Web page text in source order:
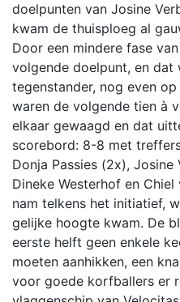
doelpunten van Josine
kwam de thuisploeg al
Door een mindere fase
volgende doelpunt, en dat
tegenstander, nog even
waren de volgende tien à
elkaar gewaagd en dat
scorebord: 8-8 met
Donja Passies (2x), Josine
Dineke Westerhof en Chiel
nam telkens het initiatief,
gelijke hoogte kwam. De
eerste helft geen enkele
moeten aanhikken, een
voor goede korfballers er